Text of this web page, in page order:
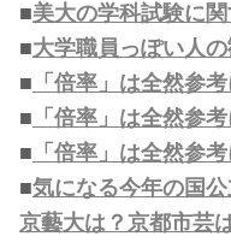
■美大の学科試験に
■大学職員っぽい人
■ 「倍率」は全然参
■ 「倍率」は全然参
■ 「倍率」は全然参
■気になる今年の国
京藝大は？京都市芸は